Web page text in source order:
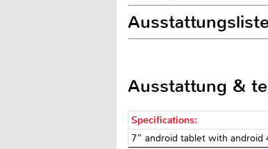
Ausstattung &
Specifications:
7” android tablet with android